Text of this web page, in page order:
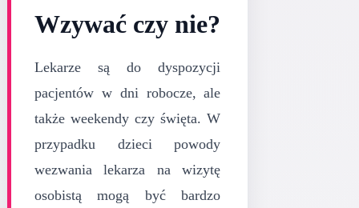
Wzywać czy nie?
Lekarze są do dyspozycji
pacjentów w dni robocze, ale
także weekendy czy święta. W
przypadku dzieci powody
wezwania lekarza na wizytę
osobistą mogą być bardzo